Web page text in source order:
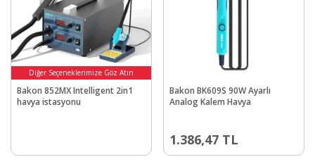
Diğer Seçeneklerimize Göz Atın
Bakon 852MX Intelligent 2in1
havya istasyonu
Bakon BK609S 90W Ayarlı
Analog Kalem Havya
1.386,47 TL